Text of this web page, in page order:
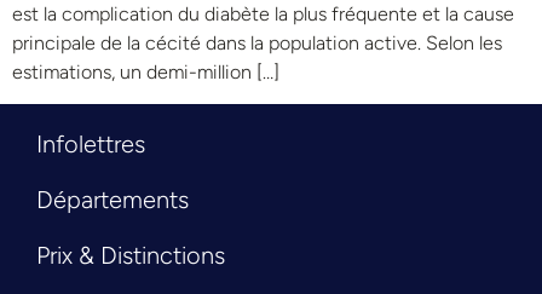
est la complication du diabète la plus fréquente et la cause
principale de la cécité dans la population active. Selon les
estimations, un demi-million […]
Infolettres
Départements
Prix & Distinctions